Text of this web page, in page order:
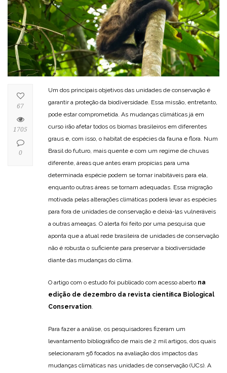
Um dos principais objetivos das unidades de conservação é
garantir a proteção da biodiversidade. Essa missão, entretanto,
pode estar comprometida. As mudanças climáticas já em
curso irão afetar todos os biomas brasileiros em diferentes
graus e, com isso, o habitat de espécies da fauna e flora. Num
Brasil do futuro, mais quente e com um regime de chuvas
diferente, áreas que antes eram propícias para uma
determinada espécie podem se tornar inabitáveis para ela,
enquanto outras áreas se tornam adequadas. Essa migração
motivada pelas alterações climáticas poderá levar as espécies
para fora de unidades de conservação e deixá-las vulneráveis
a outras ameaças. O alerta foi feito por uma pesquisa que
aponta que a atual rede brasileira de unidades de conservação
não é robusta o suficiente para preservar a biodiversidade
diante das mudanças do clima.
O artigo com o estudo foi publicado com acesso aberto na
edição de dezembro da revista científica Biological
Conservation
Para fazer a análise, os pesquisadores fizeram um
levantamento bibliográfico de mais de 2 mil artigos, dos quais
selecionaram 56 focados na avaliação dos impactos das
mudanças climáticas nas unidades de conservação (UCs). A
67
1705
0